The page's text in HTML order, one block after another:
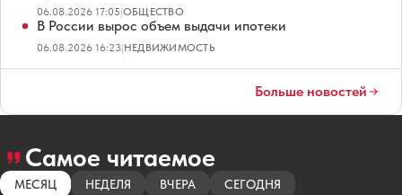
06.08.2026 17:05|ОБЩЕСТВО
В России вырос объем выдачи ипотеки
06.08.2026 16:23|НЕДВИЖИМОСТЬ
Больше новостей
Самое читаемое
МЕСЯЦ НЕДЕЛЯ ВЧЕРА СЕГОДНЯ